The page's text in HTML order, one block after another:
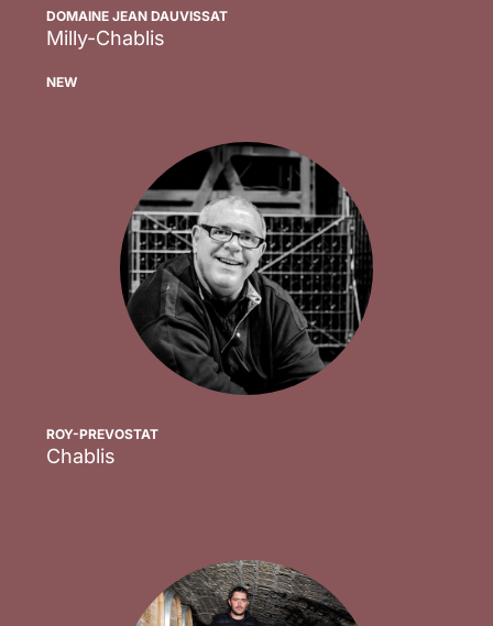
DOMAINE JEAN DAUVISSAT
Milly-Chablis
NEW
ROY-PREVOSTAT
Chablis